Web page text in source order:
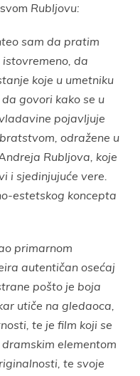
Rubljovu:
sam da pratim
da
koje u umetniku
govori kako se u
pojavljuje
odražene u
Rubljova, koje
i sjedinjujuće vere.
estetskog koncepta
primarnom
autentičan osećaj
pošto je boja
utiče na gledaoca,
te je film koji se
elementom
te svoje